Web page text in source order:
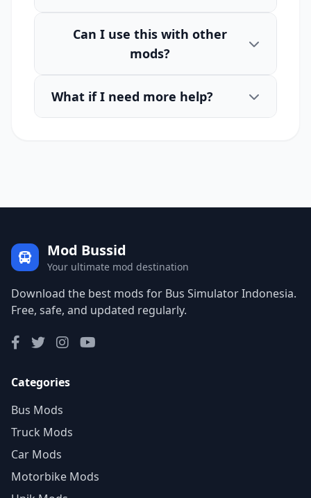
Can I use this with other
mods?
What if I need more help?
Mod Bussid
Your ultimate mod destination
Download the best mods for Bus Simulator Indonesia.
Free, safe, and updated regularly.
Categories
Bus Mods
Truck Mods
Car Mods
Motorbike Mods